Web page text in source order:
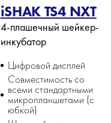
iSHAK TS4 NXT
4-плашечный шейкер-
инкубатор
Цифровой дисплей
Совместимость со
всеми стандартными
микропланшетами (с
юбкой)